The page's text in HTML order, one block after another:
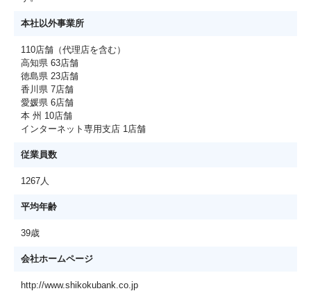
本社以外事業所
110店舗（代理店を含む）
高知県 63店舗
徳島県 23店舗
香川県 7店舗
愛媛県 6店舗
本 州 10店舗
インターネット専用支店 1店舗
従業員数
1267人
平均年齢
39歳
会社ホームページ
http://www.shikokubank.co.jp